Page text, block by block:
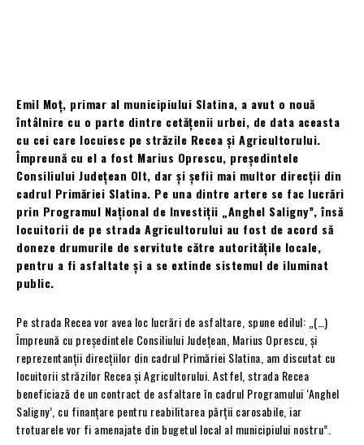
Emil Moț, primar al municipiului Slatina, a avut o nouă
întâlnire cu o parte dintre cetățenii urbei, de data aceasta
cu cei care locuiesc pe străzile Recea și Agricultorului.
Împreună cu el a fost Marius Oprescu, președintele
Consiliului Județean Olt, dar și șefii mai multor direcții din
cadrul Primăriei Slatina. Pe una dintre artere se fac lucrări
prin Programul Național de Investiții „Anghel Saligny”, însă
locuitorii de pe strada Agricultorului au fost de acord să
doneze drumurile de servitute către autoritățile locale,
pentru a fi asfaltate și a se extinde sistemul de iluminat
public.
Pe strada Recea vor avea loc lucrări de asfaltare, spune edilul: „(…)
Împreună cu președintele Consiliului Județean, Marius Oprescu, și
reprezentanții direcțiilor din cadrul Primăriei Slatina, am discutat cu
locuitorii străzilor Recea și Agricultorului. ️Astfel, strada Recea
beneficiază de un contract de asfaltare în cadrul Programului ‘Anghel
Saligny’, cu finanțare pentru reabilitarea părții carosabile, iar
trotuarele vor fi amenajate din bugetul local al municipiului nostru”.